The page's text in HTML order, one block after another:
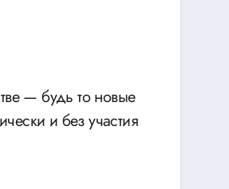
— будь то новые
и без участия